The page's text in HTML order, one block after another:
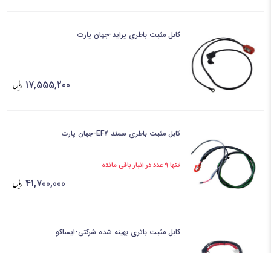
کابل مثبت باطری پراید-جهان پارت
17,555,200
کابل مثبت باطری سمند EF7-جهان پارت
تنها 9 عدد در انبار باقی مانده
41,700,000
کابل مثبت باتری بهینه شده شرکتی-ایساکو